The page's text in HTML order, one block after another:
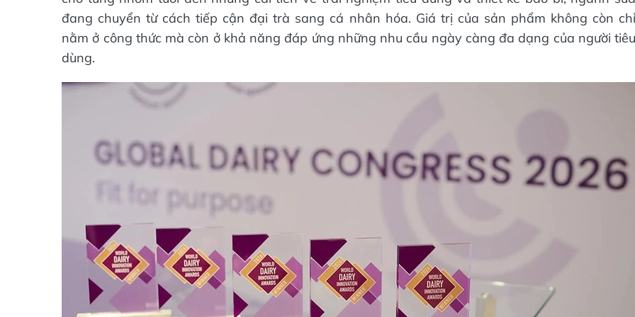
đang chuyển từ cách tiếp cận đại trà sang cá nhân hóa. Giá trị của sản phẩm không còn chỉ
nằm ở công thức mà còn ở khả năng đáp ứng những nhu cầu ngày càng đa dạng của người tiêu
dùng.